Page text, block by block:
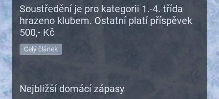
Soustředění je pro kategorii 1.-4. třída
hrazeno klubem. Ostatní platí příspěvek
500,- Kč
Celý článek
Nejbližší domácí zápasy